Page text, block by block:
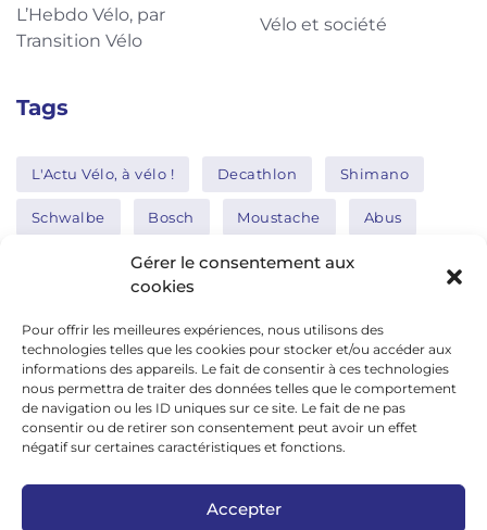
Gérer le consentement aux
cookies
Pour offrir les meilleures expériences, nous utilisons des
technologies telles que les cookies pour stocker et/ou accéder aux
informations des appareils. Le fait de consentir à ces technologies
nous permettra de traiter des données telles que le comportement
de navigation ou les ID uniques sur ce site. Le fait de ne pas
consentir ou de retirer son consentement peut avoir un effet
négatif sur certaines caractéristiques et fonctions.
Accepter
L’Hebdo Vélo, par
Transition Vélo
Vélo et société
Tags
L'Actu Vélo, à vélo ! Decathlon Shimano
Schwalbe Bosch Moustache Abus
Thule Nakamura
Réseaux sociaux
google news
facebook
twitter